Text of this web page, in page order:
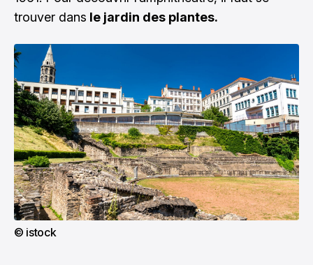
trouver dans le jardin des plantes.
© istock